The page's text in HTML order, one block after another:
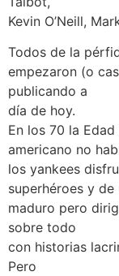
Kevin O’Neill,
Todos de la
empezaron (o
publicando a
día de hoy.
En los 70 la
americano no
los yankees
superhéroes y
maduro pero
sobre todo
con historias
Pero